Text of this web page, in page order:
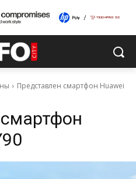
Представлен смартфон Huawei